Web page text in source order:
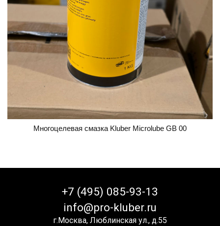
Многоцелевая смазка Kluber Microlube GB 00
+7 (495) 085-93-13
info@pro-kluber.ru
г.Москва, Люблинская ул., д.55